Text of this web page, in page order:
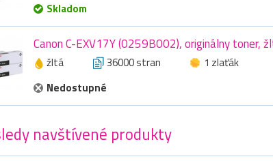
Skladom
Canon C-EXV17Y (0259B002), originálny toner,
žltá 36000 stran
1 zlaťák
Nedostupné
navštívené produkty